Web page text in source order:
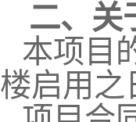
二、关
本项目
楼启用之